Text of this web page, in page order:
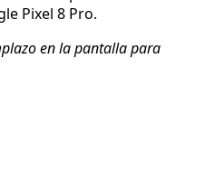
Pixel 8 Pro.
en la pantalla para